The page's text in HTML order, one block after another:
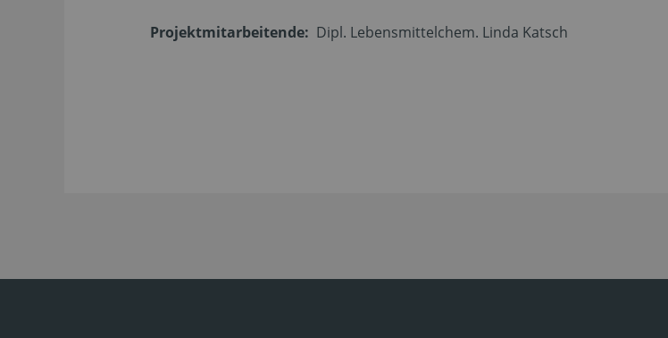
Projektmitarbeitende: Dipl. Lebensmittelchem. Linda Katsch